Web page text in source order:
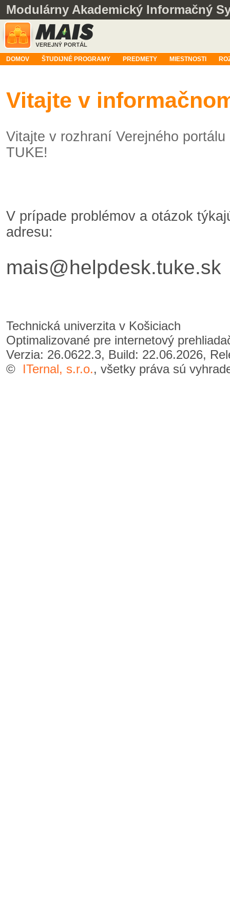
Modulárny Akademický Informačný
DOMOV ŠTUDIJNÉ PROGRAMY PREDMETY MIESTNOSTI
Vitajte v
Vitajte v rozhraní Verejného
TUKE!
V prípade problémov a otázok
adresu:
mais@helpdesk.tuke.sk
Technická univerzita v Košiciach
Optimalizované pre internetový
Verzia: 26.0622.3, Build: 22.06.2026,
© ITernal, s.r.o., všetky práva sú